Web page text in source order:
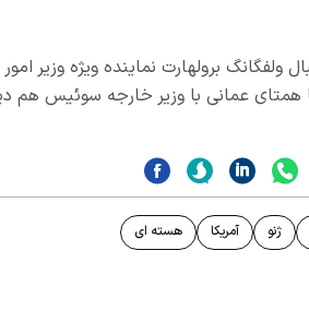
ولفگانگ برولهارت نماینده ویژه وزیر
همتای عمانی با وزیر خارجه سوئیس هم
ژنو آمریکا هسته ای